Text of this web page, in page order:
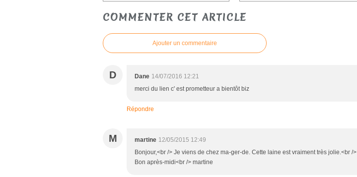
COMMENTER CET ARTICLE
Ajouter un commentaire
D Dane 14/07/2016 12:21
merci du lien c' est prometteur a bientôt biz
Répondre
M martine 12/05/2015 12:49
Bonjour,<br /> Je viens de chez ma-ger-de. Cette laine est vraiment très jolie.<br />
Bon après-midi<br /> martine